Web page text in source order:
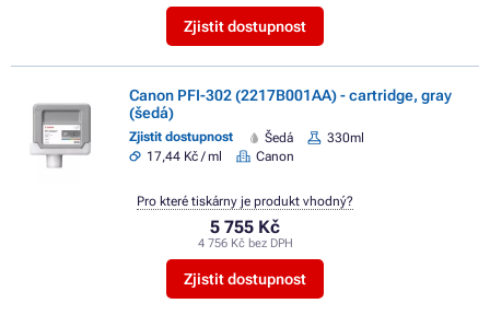
Zjistit dostupnost
Canon PFI-302 (2217B001AA) - cartridge, gray
(šedá)
Zjistit dostupnost Šedá
330ml
17,44 Kč / ml
Canon
5 755 Kč
4 756 Kč bez DPH
Zjistit dostupnost
Pro které tiskárny je produkt vhodný?